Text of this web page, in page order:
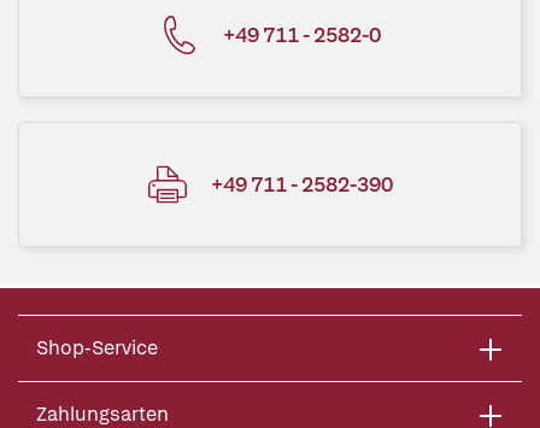
+49 711 - 2582-0
+49 711 - 2582-390
Shop-Service
Zahlungsarten